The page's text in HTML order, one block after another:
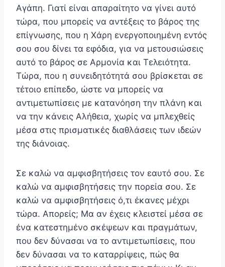
Αγάπη. Γιατί είναι απαραί­τητο να γίνει αυτό
τώρα, που μπορείς να αντέξεις το βάρος της
επίγνωσης, που η Χάρη ενεργοποιημένη εντός
σου σου δίνει τα εφόδια, για να μετουσιώσεις
αυτό το βάρος σε Αρμονία και Τελειότητα.
Τώρα, που η συνειδητότητά σου βρίσκεται σε
τέτοιο επίπεδο, ώστε να μπορείς να
αντιμετωπίσεις με κατανόηση την πλάνη και
να την κάνεις Αλήθεια, χωρίς να μπλεχθείς
μέσα στις πρισματικές διαθλάσεις των ιδεών
της διάνοιας.
Σε καλώ να αμφισβητήσεις τον εαυτό σου. Σε
καλώ να αμφισβητήσεις την πορεία σου. Σε
καλώ να αμφισβη­τήσεις ό,τι έκανες μέχρι
τώρα. Απορείς; Μα αν έχεις κλειστεί μέσα σε
ένα κατεστημένο σκέψεων και πραγμά­των,
που δεν δύνασαι να το αντιμετωπίσεις, που
δεν δύνασαι να το καταρρίψεις, πώς θα